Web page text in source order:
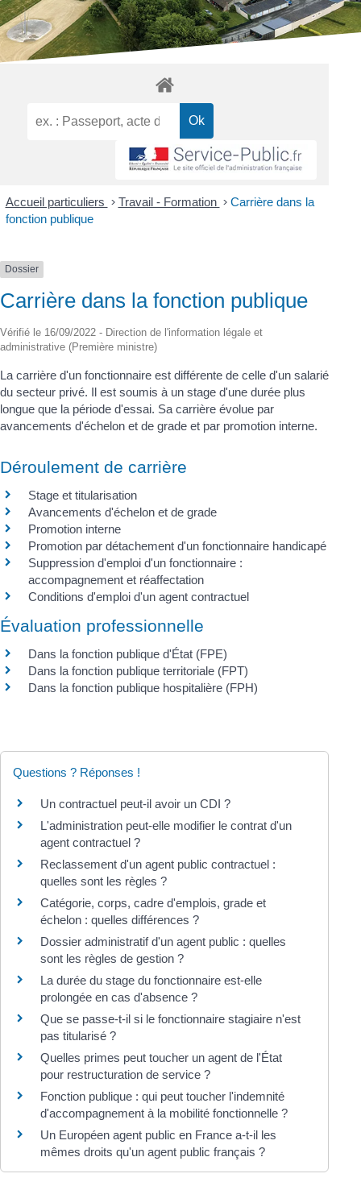
Accueil particuliers > Travail - Formation > Carrière dans la
fonction publique
Dossier
Carrière dans la fonction publique
Vérifié le 16/09/2022 - Direction de l'information légale et
administrative (Première ministre)
La carrière d'un fonctionnaire est différente de celle d'un salarié
du secteur privé. Il est soumis à un stage d'une durée plus
longue que la période d'essai. Sa carrière évolue par
avancements d'échelon et de grade et par promotion interne.
Déroulement de carrière
Stage et titularisation
Avancements d'échelon et de grade
Promotion interne
Promotion par détachement d'un fonctionnaire handicapé
Suppression d'emploi d'un fonctionnaire :
accompagnement et réaffectation
Conditions d'emploi d'un agent contractuel
Évaluation professionnelle
Dans la fonction publique d'État (FPE)
Dans la fonction publique territoriale (FPT)
Dans la fonction publique hospitalière (FPH)
Questions ? Réponses !
Un contractuel peut-il avoir un CDI ?
L'administration peut-elle modifier le contrat d'un
agent contractuel ?
Reclassement d'un agent public contractuel :
quelles sont les règles ?
Catégorie, corps, cadre d'emplois, grade et
échelon : quelles différences ?
Dossier administratif d'un agent public : quelles
sont les règles de gestion ?
La durée du stage du fonctionnaire est-elle
prolongée en cas d'absence ?
Que se passe-t-il si le fonctionnaire stagiaire n'est
pas titularisé ?
Quelles primes peut toucher un agent de l'État
pour restructuration de service ?
Fonction publique : qui peut toucher l'indemnité
d'accompagnement à la mobilité fonctionnelle ?
Un Européen agent public en France a-t-il les
mêmes droits qu'un agent public français ?